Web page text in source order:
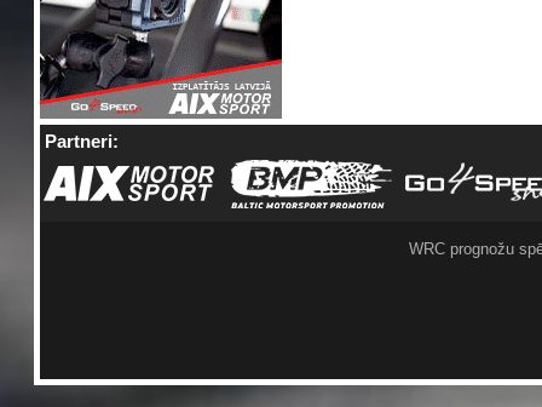
Partneri:
WRC prognožu